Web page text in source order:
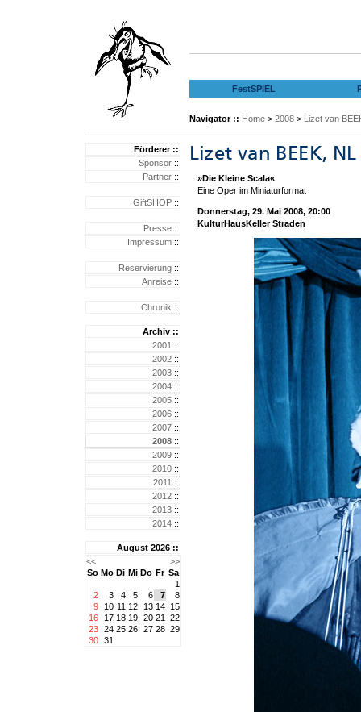
FestSPIEL
Navigator :: Home > 2008 > Lizet van
Förderer ::
Sponsor ::
Partner ::
GiftSHOP ::
Presse ::
Impressum ::
Reservierung ::
Anreise ::
Chronik ::
Archiv ::
2001 ::
2002 ::
2003 ::
2004 ::
2005 ::
2006 ::
2007 ::
2008 ::
2009 ::
2010 ::
2011 ::
2012 ::
2013 ::
2014 ::
August 2026 ::
<<
>>
So Mo Di Mi Do Fr Sa
1
2
3 4 5 6 7
8
9
10 11 12 13 14 15
16
17 18 19 20 21
22
23 24 25 26 27 28 29
30 31
»Die Kleine Scala«
Eine Oper im Miniaturformat
Donnerstag, 29. Mai 2008, 20:00
KulturHausKeller Straden